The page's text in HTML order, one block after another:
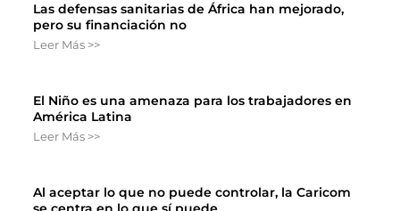
Las defensas sanitarias de África han mejorado,
pero su financiación no
Leer Más >>
El Niño es una amenaza para los trabajadores en
América Latina
Leer Más >>
Al aceptar lo que no puede controlar, la Caricom